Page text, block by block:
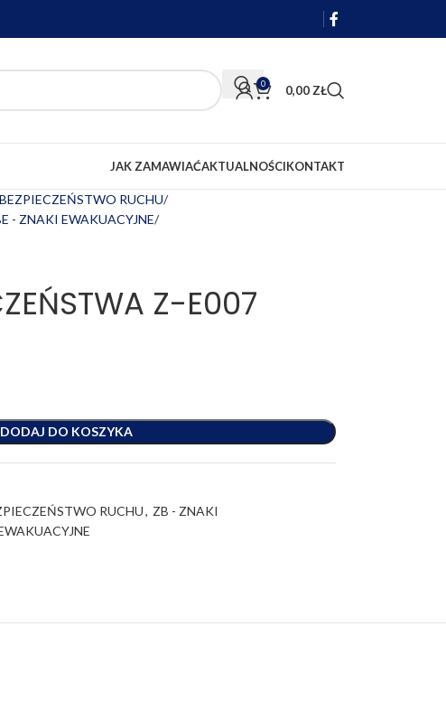
0 0,00 ZŁ
JAK ZAMAWIAĆAKTUALNOŚCIKONTAKT
RUCHU
- ZNAKI EWAKUACYJNE
Z-E007
DODAJ DO KOSZYKA
RUCHU, ZB - ZNAKI